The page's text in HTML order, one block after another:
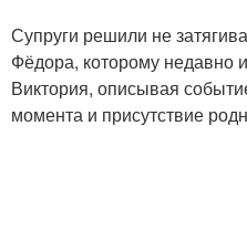
Супруги решили не
Фёдора, которому недавно
Виктория, описывая
момента и присутствие